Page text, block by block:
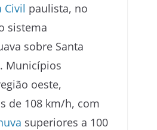
Civil paulista, no
sistema
sobre Santa
Municípios
oeste,
de 108 km/h, com
superiores a 100